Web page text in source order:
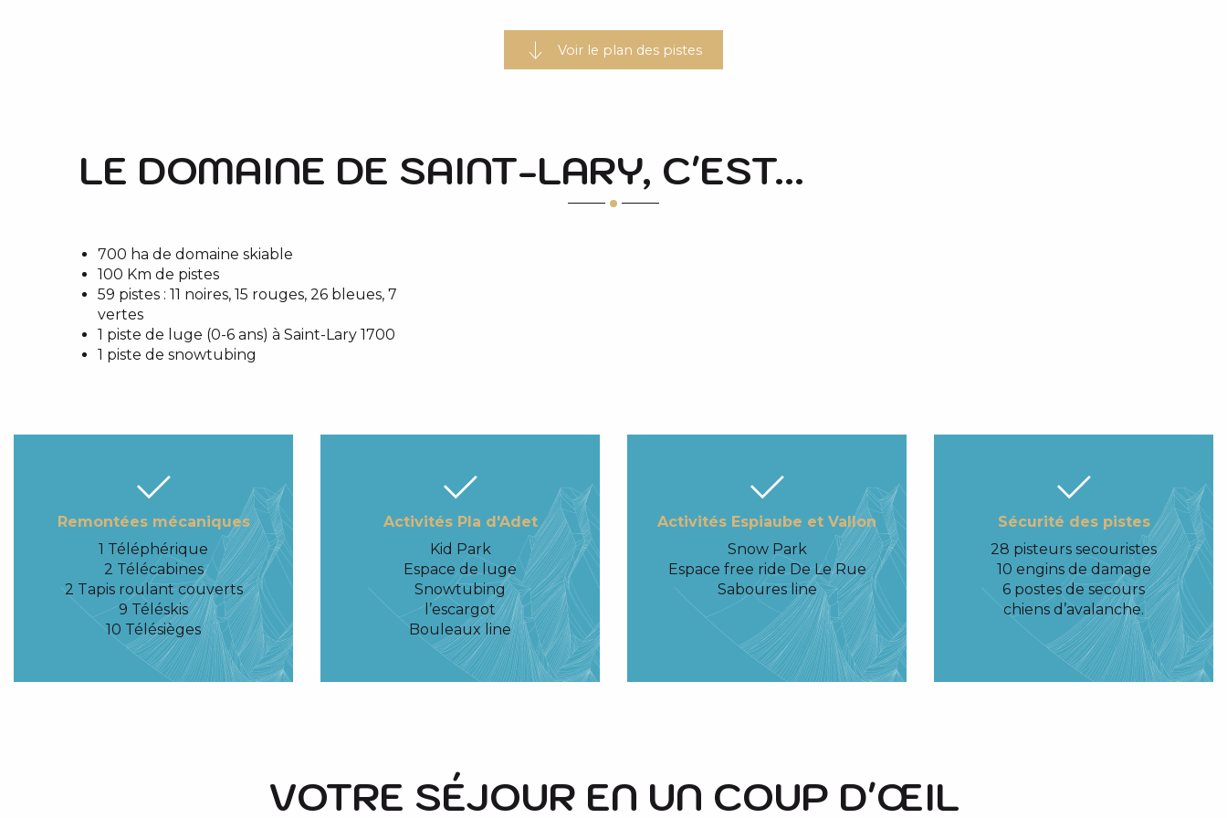
Voir le plan des pistes
LE DOMAINE DE SAINT-LARY, C'EST...
700 ha de domaine skiable
100 Km de pistes
59 pistes : 11 noires, 15 rouges, 26 bleues, 7
vertes
1 piste de luge (0-6 ans) à Saint-Lary 1700
1 piste de snowtubing
Remontées mécaniques
1 Téléphérique
2 Télécabines
2 Tapis roulant couverts
9 Téléskis
10 Télésièges
Activités Pla d'Adet
Kid Park
Espace de luge
Snowtubing
l’escargot
Bouleaux line
Activités Espiaube et Vallon
Snow Park
Espace free ride De Le Rue
Saboures line
Sécurité des pistes
28 pisteurs secouristes
10 engins de damage
6 postes de secours
chiens d’avalanche.
VOTRE SÉJOUR EN UN COUP D'ŒIL